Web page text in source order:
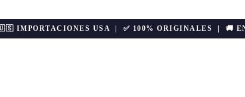
IMPORTACIONES USA | ✅ 100% ORIGINALES | 🚚